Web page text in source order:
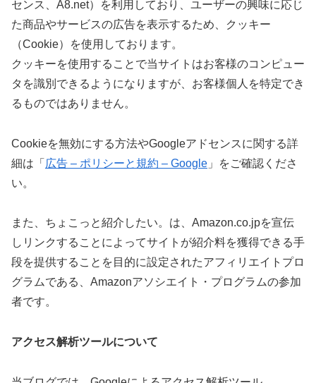
センス、A8.net）を利用しており、ユーザーの興味に応じ
た商品やサービスの広告を表示するため、クッキー
（Cookie）を使用しております。
クッキーを使用することで当サイトはお客様のコンピュー
タを識別できるようになりますが、お客様個人を特定でき
るものではありません。
Cookieを無効にする方法やGoogleアドセンスに関する詳
細は「 広告 – ポリシーと規約 – Google 」をご確認くださ
い。
また、ちょこっと紹介したい。は、Amazon.co.jpを宣伝
しリンクすることによってサイトが紹介料を獲得できる手
段を提供することを目的に設定されたアフィリエイトプロ
グラムである、Amazonアソシエイト・プログラムの参加
者です。
アクセス解析ツールについて